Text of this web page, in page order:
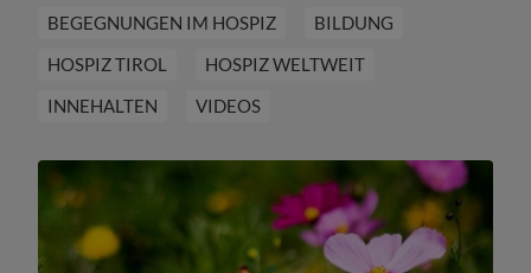
BEGEGNUNGEN IM HOSPIZ
BILDUNG
HOSPIZ TIROL
HOSPIZ WELTWEIT
INNEHALTEN
VIDEOS